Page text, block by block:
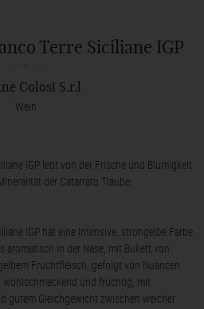
Terre Siciliane IGP
Colosi S.r.l
Wein
IGP lebt von der Frische und Blumigkeit
der Catarrato Traube.
IGP hat eine Intensive, strohgelbe Farbe
aromatisch in der Nase, mit Bukett von
Fruchtfleisch, gefolgt von Nuancen
wohlschmeckend und fruchtig, mit
gutem Gleichgewicht zwischen weicher